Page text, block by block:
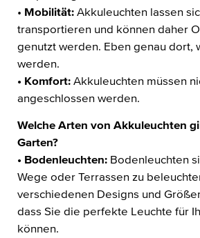
• Mobilität:Akkuleuchten lassen
transportieren und können daher
genutzt werden. Eben genau dort,
werden.
• Komfort:Akkuleuchten müssen
angeschlossen werden.
Welche Arten von Akkuleuchten
Garten?
• Bodenleuchten: Bodenleuchten
Wege oder Terrassen zu
verschiedenen Designs und
dass Sie die perfekte Leuchte für
können.